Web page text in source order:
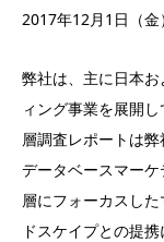
2017年12月1日（金
弊社は、主に日本
ィング事業を展開
層調査レポートは弊
データベースマー
層にフォーカスし
ドスケイプとの提